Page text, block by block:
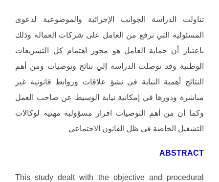
تناولت الدراسة الجوانب الإجرائية والموضوعية لدعوى
المسئولية التي ترفع من العامل على شركات العمالة وذلك
باعتبار أن حماية العامل هو محور اهتمام كل التشريعات
الوطنية وقد توصلت الدراسة إلي نتائج وتوصيات ومن أهم
النتائج أهمية النيابة في نشؤ علاقات وروابط قانونية غير
مباشرة ودورها في إمكانية نيابة الوسيط عن صاحب العمل
وكما أن من أهم التوصيات اقرار مسؤولية مهنية لوكالات
التشغيل الخاصة في ظل القانون الاجتماعي
ABSTRACT
This study dealt with the objective and procedural